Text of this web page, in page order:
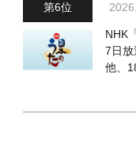
NHK
7日
他、